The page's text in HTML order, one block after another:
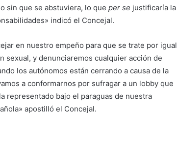
sin que se abstuviera, lo que per se justificaría la
indicó el Concejal.
en nuestro empeño para que se trate por igual
sexual, y denunciaremos cualquier acción de
los autónomos están cerrando a causa de la
a conformarnos por sufragar a un lobby que
representado bajo el paraguas de nuestra
apostilló el Concejal.